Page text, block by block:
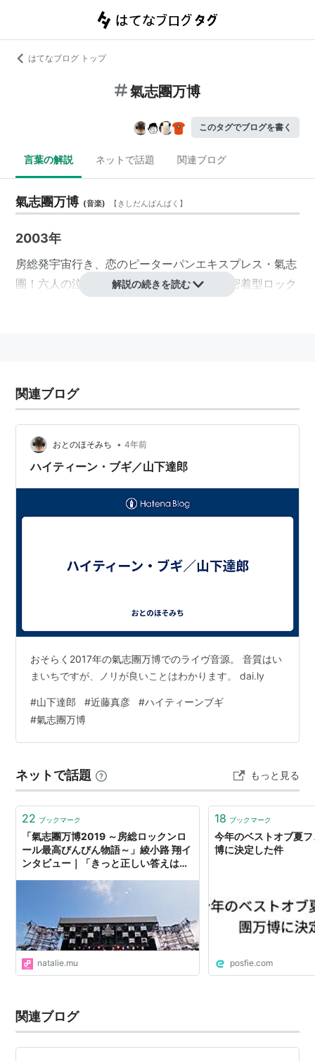
はてなブログ トップ
氣志團万博
このタグでブログを書く
言葉の解説 ネットで話題 関連ブログ
氣志團万博 (音楽) 【きしだんばんぱく 】
2003年
房総発宇宙行き、恋のピーターパンエキスプレス・氣志
團！六人の泣き虫達が贈る、愛と涙の地域密着型ロック
富士急ハイランドにて、Kishidan 10tn Anniversary
special「氣志團万博2006“極東NEVER LAND”」開催
日時 2006/8/26(土).27(日)
場所 極東NEVER LAND（*通常は富士急ハイランド
と呼ばれております）
チケット料金 ￥8,870（税込/オールスタンディン
解説の続きを読む
関連ブログ
おとのほそみち • 4年前
ハイティーン・ブギ／山下達郎
おそらく2017年の氣志團万博でのライヴ音源。 音質はい
まいちですが、ノリが良いことはわかります。 dai.ly
#山下達郎 #近藤真彦 #ハイティーンブギ
#氣志團万博
ネットで話題 もっと見る
22 ブックマーク
「氣志團万博2019 ～房総ロックンロ
ール最高びんびん物語～」綾小路 翔イ
ンタビュー｜「きっと正しい答えはな
たらしたものとは - 音楽ナタリー 特
natalie.mu
18 ブックマーク
今年のベストオブ夏
博に決定した件
posfie.com
関連ブログ